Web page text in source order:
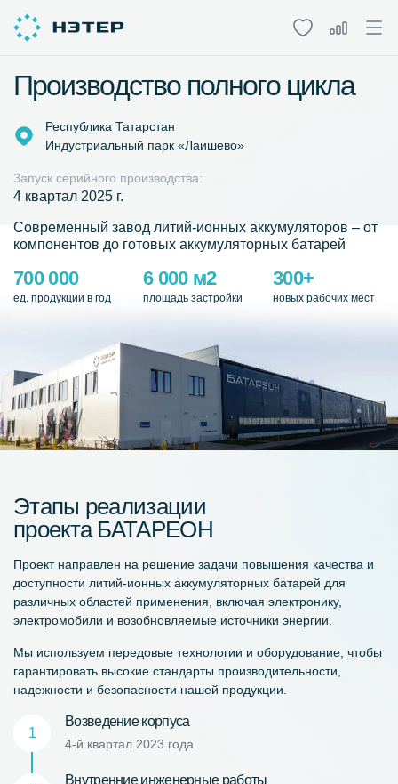
Производство полного цикла
Республика Татарстан
Индустриальный парк «Лаишево»
Запуск серийного производства:
4 квартал 2025 г.
Cовременный завод литий-ионных аккумуляторов – от
компонентов до готовых аккумуляторных батарей
700 000
ед. продукции в год
6 000 м2
площадь застройки
300+
новых рабочих мест
Этапы реализации
проекта БАТАРЕОН
Проект направлен на решение задачи повышения качества и
доступности литий-ионных аккумуляторных батарей для
различных областей применения, включая электронику,
электромобили и возобновляемые источники энергии.
Мы используем передовые технологии и оборудование, чтобы
гарантировать высокие стандарты производительности,
надежности и безопасности нашей продукции.
1
Возведение корпуса
4-й квартал 2023 года
Внутренние инженерные работы